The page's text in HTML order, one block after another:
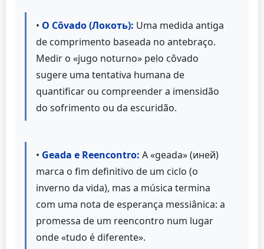
• O Côvado (Локоть): Uma medida antiga
de comprimento baseada no antebraço.
Medir o «jugo noturno» pelo côvado
sugere uma tentativa humana de
quantificar ou compreender a imensidão
do sofrimento ou da escuridão.
• Geada e Reencontro: A «geada» (иней)
marca o fim definitivo de um ciclo (o
inverno da vida), mas a música termina
com uma nota de esperança messiânica: a
promessa de um reencontro num lugar
onde «tudo é diferente».